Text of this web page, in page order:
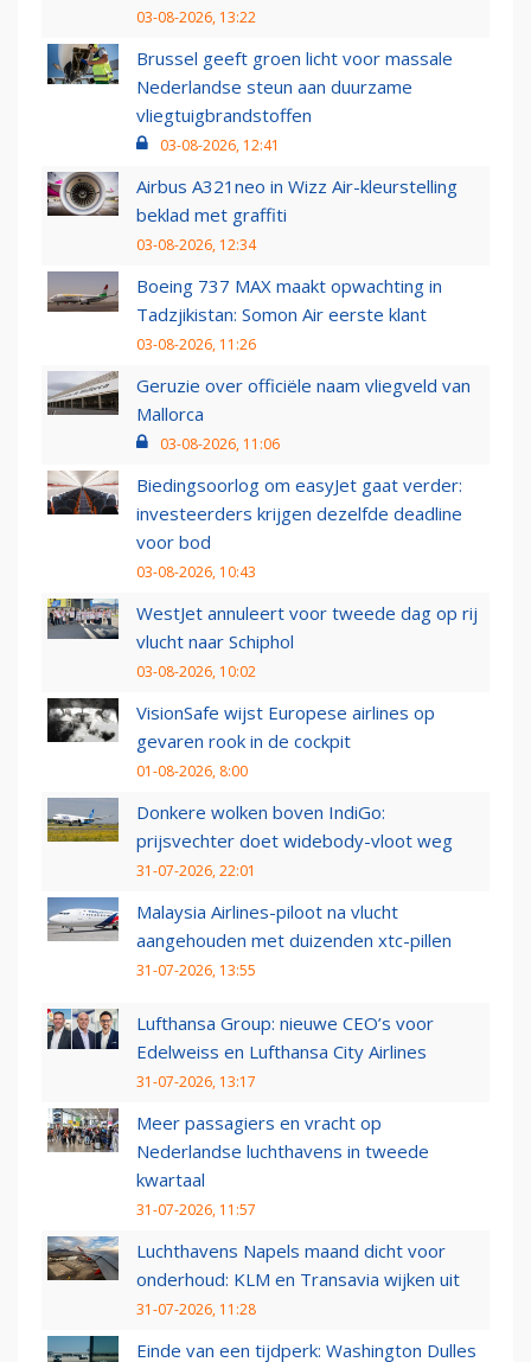
03-08-2026, 13:22
Brussel geeft groen licht voor massale
Nederlandse steun aan duurzame
vliegtuigbrandstoffen
03-08-2026, 12:41
Airbus A321neo in Wizz Air-kleurstelling
beklad met graffiti
03-08-2026, 12:34
Boeing 737 MAX maakt opwachting in
Tadzjikistan: Somon Air eerste klant
03-08-2026, 11:26
Geruzie over officiële naam vliegveld van
Mallorca
03-08-2026, 11:06
Biedingsoorlog om easyJet gaat verder:
investeerders krijgen dezelfde deadline
voor bod
03-08-2026, 10:43
WestJet annuleert voor tweede dag op rij
vlucht naar Schiphol
03-08-2026, 10:02
VisionSafe wijst Europese airlines op
gevaren rook in de cockpit
01-08-2026, 8:00
Donkere wolken boven IndiGo:
prijsvechter doet widebody-vloot weg
31-07-2026, 22:01
Malaysia Airlines-piloot na vlucht
aangehouden met duizenden xtc-pillen
31-07-2026, 13:55
Lufthansa Group: nieuwe CEO’s voor
Edelweiss en Lufthansa City Airlines
31-07-2026, 13:17
Meer passagiers en vracht op
Nederlandse luchthavens in tweede
kwartaal
31-07-2026, 11:57
Luchthavens Napels maand dicht voor
onderhoud: KLM en Transavia wijken uit
31-07-2026, 11:28
Einde van een tijdperk: Washington Dulles